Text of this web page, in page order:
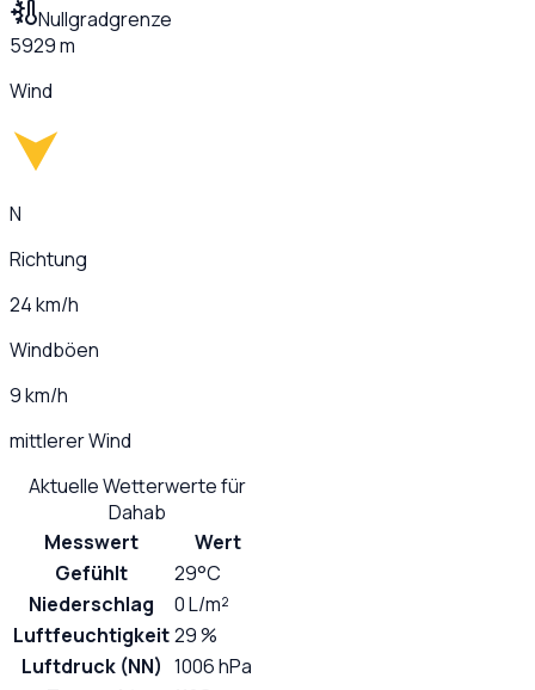
Nullgradgrenze
5929 m
Wind
N
Richtung
24 km/h
Windböen
9 km/h
mittlerer Wind
Aktuelle Wetterwerte für
Dahab
Messwert
Wert
Gefühlt
29°C
Niederschlag
0 L/m²
Luftfeuchtigkeit29 %
Luftdruck (NN) 1006 hPa